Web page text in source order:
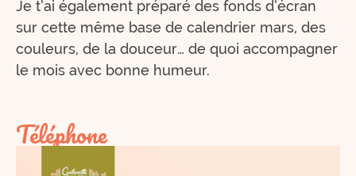
Je t’ai également préparé des fonds d’écran
sur cette même base de calendrier mars, des
couleurs, de la douceur… de quoi accompagner
le mois avec bonne humeur.
Téléphone